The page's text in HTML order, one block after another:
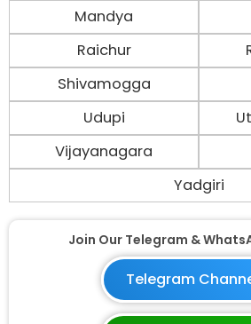
Mandya
Raichur
Shivamogga
Udupi
Vijayanagara
Yadgiri
Join Our Telegram &
Telegram